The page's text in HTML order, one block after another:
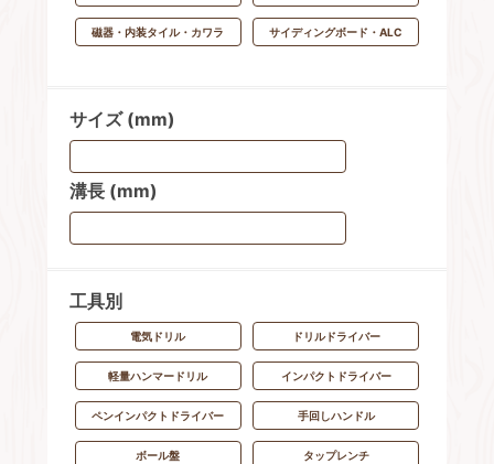
磁器・内装タイル・カワラ サイディングボード・ALC
サイズ (mm)
溝長 (mm)
工具別
電気ドリル ドリルドライバー
軽量ハンマードリル インパクトドライバー
ペンインパクトドライバー 手回しハンドル
ボール盤 タップレンチ